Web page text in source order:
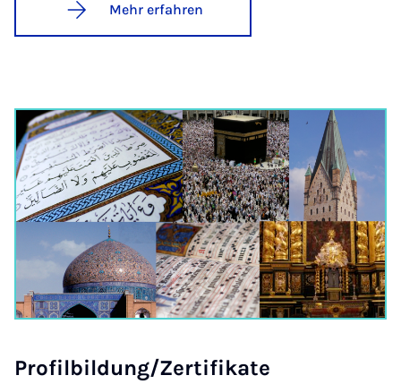
Mehr erfahren
Pro­fil­bil­dung/Zer­ti­fi­ka­te